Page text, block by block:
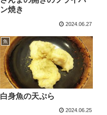
ン焼き
2024.06.27
魚
白身魚の天ぷら
2024.06.25